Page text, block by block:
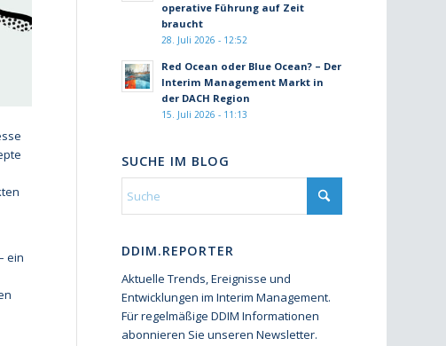
ein
operative Führung auf Zeit
braucht
28. Juli 2026 - 12:52
Red Ocean oder Blue Ocean? – Der
Interim Management Markt in
der DACH Region
15. Juli 2026 - 11:13
SUCHE IM BLOG
DDIM.REPORTER
Aktuelle Trends, Ereignisse und
Entwicklungen im Interim Management.
Für regelmäßige DDIM Informationen
abonnieren Sie unseren Newsletter.